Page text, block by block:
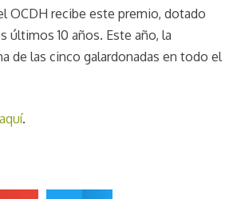
OCDH recibe este premio, dotado
últimos 10 años. Este año, la
de las cinco galardonadas en todo el
aquí.